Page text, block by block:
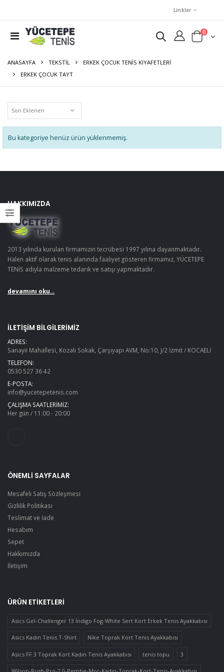
Linkler
0
ANASAYFA TEKSTIL
ERKEK ÇOCUK TENIS KIYAFETLERI
ERKEK ÇOCUK TAYT
Bu kategoriye henüz ürün yüklenmemiş.
HAKKIMIZDA
2013 yılında kurulan firmamızın tecrübesi 1997 yılına dayanmaktadır.
Halen aktif olarak tenis alanında faaliyet gösteren firmamız, YÜCETEPE
TENİS adıyla malzeme tedarik ve satışı yapmaktadır.
devamını oku...
İLETIŞIM BILGILERIMIZ
ADRES:
Sanayii Mahallesi, Kozalı Sokak, Çarşıyapı AVM, No:10, J/2 İzmit / KOCAELİ
TELEFON:
0530 527 36 42
E-POSTA:
info@yucetepetenis.com
ÇALIŞMA SAATLERIMIZ:
Her gün / 11:00 - 20:00
ÖNEMLI SAYFALAR
Mesafeli Satış Sözleşmesi
Gizlilik Politikası
Teslimat ve İade
Hesabım
Sepet
Hakkımızda
İletişim
ÜRÜN ETIKETLERI
Asics Gel-Challenger 13 İndigo Fog-White Sert Kort Erkek Tenis Ayakkabısı
Asics Kadın Tenis T-Shirt Nike Toprak Kort Tenis Ayakkabısı
Asics FF 3 Toprak Kort Kadın Tenis Ayakkabısı tenis topu 3